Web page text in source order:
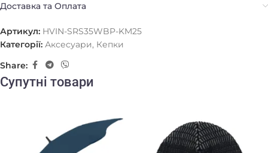
Доставка та Оплата
Артикул: HVIN-SRS35WBP-KM25
Категорії: Аксесуари, Кепки
Share:
Супутні товари